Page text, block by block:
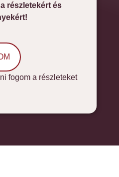
részletekért és
fogom a részleteket